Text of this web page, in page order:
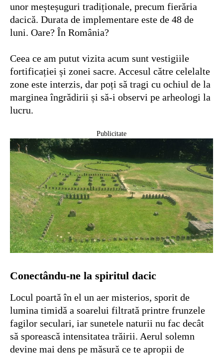
unor meșteșuguri tradiționale, precum fierăria
dacică. Durata de implementare este de 48 de
luni. Oare? În România?
Ceea ce am putut vizita acum sunt vestigiile
fortificației și zonei sacre. Accesul către celelalte
zone este interzis, dar poți să tragi cu ochiul de la
marginea îngrădirii și să-i observi pe arheologi la
lucru.
Publicitate
Conectându-ne la spiritul dacic
Locul poartă în el un aer misterios, sporit de
lumina timidă a soarelui filtrată printre frunzele
fagilor seculari, iar sunetele naturii nu fac decât
să sporească intensitatea trăirii. Aerul solemn
devine mai dens pe măsură ce te apropii de